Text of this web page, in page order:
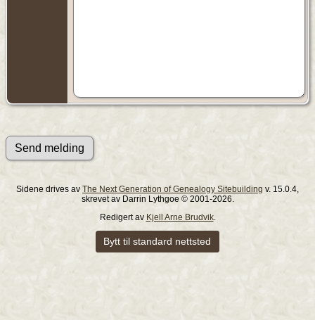
Sidene drives av The Next Generation of Genealogy Sitebuilding v. 15.0.4,
skrevet av Darrin Lythgoe © 2001-2026.
Redigert av Kjell Arne Brudvik.
Bytt til standard nettsted